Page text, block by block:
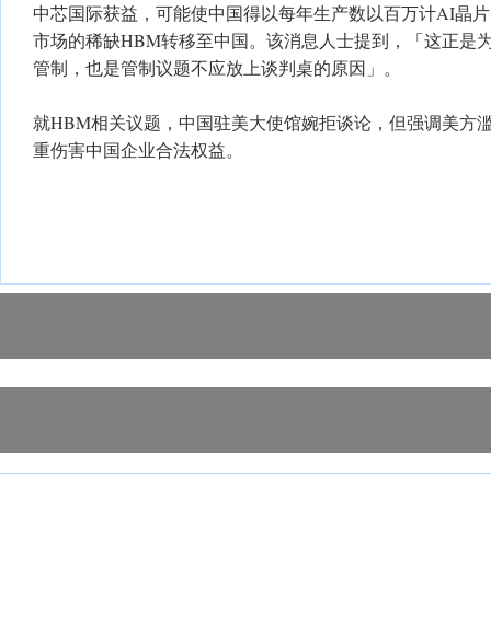
中芯国际获益，可能使中国得以每年生产数以百万计AI晶
市场的稀缺HBM转移至中国。该消息人士提到，「这正是
管制，也是管制议题不应放上谈判桌的原因」。
就HBM相关议题，中国驻美大使馆婉拒谈论，但强调美方
重伤害中国企业合法权益。